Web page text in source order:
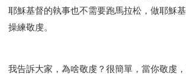
耶穌基督的執事也不需要跑馬拉松，做耶穌
操練敬虔。
我告訴大家，為啥敬虔？很簡單，當你敬虔